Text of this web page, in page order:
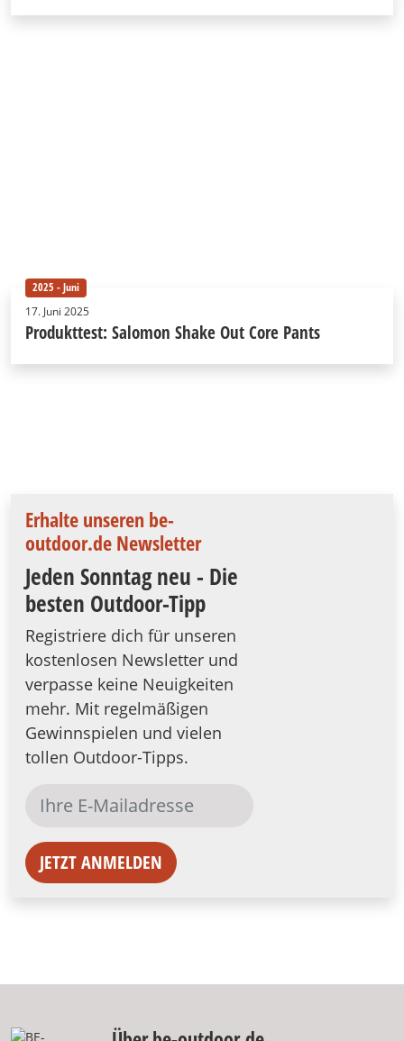
2025 - Juni
17. Juni 2025
Produkttest: Salomon Shake Out Core Pants
Erhalte unseren be-
outdoor.de Newsletter
Jeden Sonntag neu - Die
besten Outdoor-Tipp
Registriere dich für unseren
kostenlosen Newsletter und
verpasse keine Neuigkeiten
mehr. Mit regelmäßigen
Gewinnspielen und vielen
tollen Outdoor-Tipps.
JETZT ANMELDEN